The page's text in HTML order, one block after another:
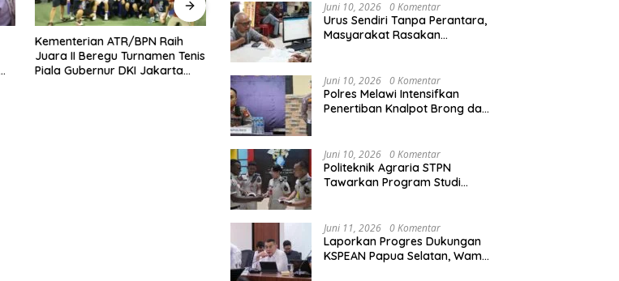
Kementerian ATR/BPN Raih
Juara II Beregu Turnamen Tenis
Piala Gubernur DKI Jakarta
Melawi Naik ke Peringkat 10
Sementara MTQ XXXIV Kalbar
Terbuka
Kapolres Melawi AKBP
Bhabinkamtibmas
Agraria/Pertanahan dan Tata
Ruang
Juni 10, 2026 0 Komentar
Urus Sendiri Tanpa Perantara,
Masyarakat Rasakan
Juni 10, 2026 0 Komentar
Polres Melawi Intensifkan
Penertiban Knalpot Brong dan
Juni 10, 2026 0 Komentar
Politeknik Agraria STPN
Tawarkan Program Studi
Juni 11, 2026 0 Komentar
Laporkan Progres Dukungan
KSPEAN Papua Selatan, Wamen